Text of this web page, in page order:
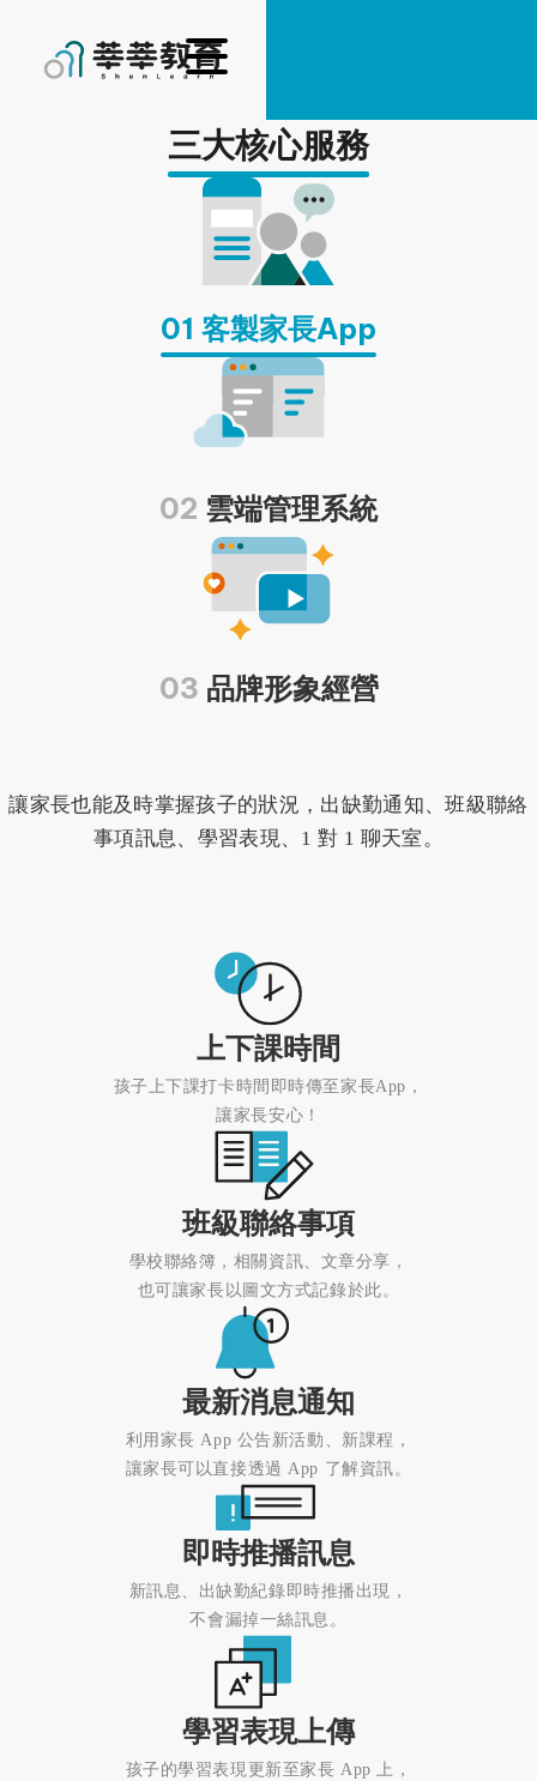
三大核心服務
01 客製家長App
02 雲端管理系統
03 品牌形象經營
讓家長也能及時掌握孩子的狀況， 出缺勤通知、班級聯絡
事項訊息、學習表現、1 對 1 聊天室。
上下課時間
孩子上下課打卡時間即時傳至家長App，
讓家長安心！
班級聯絡事項
學校聯絡簿，相關資訊、文章分享，
也可讓家長以圖文方式記錄於此。
最新消息通知
利用家長 App 公告新活動、新課程，
讓家長可以直接透過 App 了解資訊。
即時推播訊息
新訊息、出缺勤紀錄即時推播出現，
不會漏掉一絲訊息。
學習表現上傳
孩子的學習表現更新至家長 App 上，